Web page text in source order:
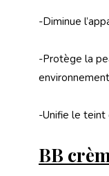
-Diminue
-Protège la
-Unifie le
BB